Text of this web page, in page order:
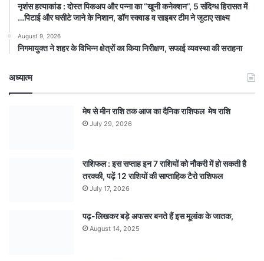
नृशंस हत्याकांड : दोस्त पिकअप और पन्ना का “खूनी कनेक्शन”, 5 संदिग्ध हिरासत में
…पिटाई और घसीटे जाने के निशान, डॉग स्क्वाड व साइबर टीम ने जुटाए साक्ष्य
August 9, 2026
निगमायुक्त ने शहर के विभिन्न क्षेत्रों का किया निरीक्षण, सफाई व्यवस्था की सराहना
अध्यात्म
मेष से मीन राशि तक आज का दैनिक राशिफल मेष राशि
July 29, 2026
राशिफल : इस सप्ताह इन 7 राशियों को नौकरी में हो सकती है
तरक्की, पढ़ें 12 राशियों की साप्ताहिक टैरो राशिफल
July 17, 2026
पढ़-लिखकर बड़े अफसर बनते हैं इस मूलांक के जातक,
August 14, 2025